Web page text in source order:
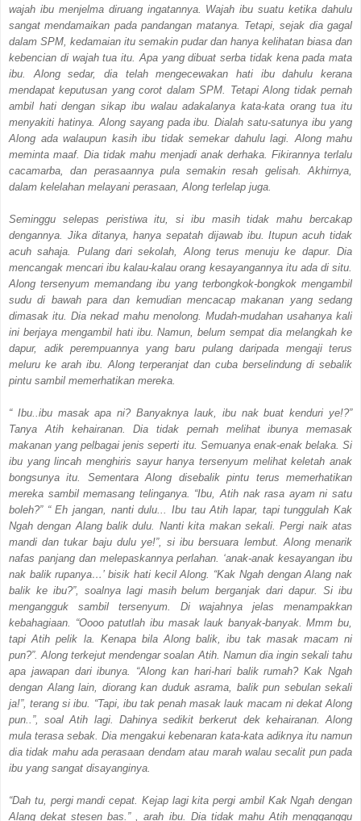
wajah ibu menjelma diruang ingatannya. Wajah ibu suatu ketika dahulu
sangat mendamaikan pada pandangan matanya. Tetapi, sejak dia gagal
dalam SPM, kedamaian itu semakin pudar dan hanya kelihatan biasa dan
kebencian di wajah tua itu. Apa yang dibuat serba tidak kena pada mata
ibu. Along sedar, dia telah mengecewakan hati ibu dahulu kerana
mendapat keputusan yang corot dalam SPM. Tetapi Along tidak pernah
ambil hati dengan sikap ibu walau adakalanya kata-kata orang tua itu
menyakiti hatinya. Along sayang pada ibu. Dialah satu-satunya ibu yang
Along ada walaupun kasih ibu tidak semekar dahulu lagi. Along mahu
meminta maaf. Dia tidak mahu menjadi anak derhaka. Fikirannya terlalu
cacamarba, dan perasaannya pula semakin resah gelisah. Akhirnya,
dalam kelelahan melayani perasaan, Along terlelap juga.
Seminggu selepas peristiwa itu, si ibu masih tidak mahu bercakap
dengannya. Jika ditanya, hanya sepatah dijawab ibu. Itupun acuh tidak
acuh sahaja. Pulang dari sekolah, Along terus menuju ke dapur. Dia
mencangak mencari ibu kalau-kalau orang kesayangannya itu ada di situ.
Along tersenyum memandang ibu yang terbongkok-bongkok mengambil
sudu di bawah para dan kemudian mencacap makanan yang sedang
dimasak itu. Dia nekad mahu menolong. Mudah-mudahan usahanya kali
ini berjaya mengambil hati ibu. Namun, belum sempat dia melangkah ke
dapur, adik perempuannya yang baru pulang daripada mengaji terus
meluru ke arah ibu. Along terperanjat dan cuba berselindung di sebalik
pintu sambil memerhatikan mereka.
“ Ibu..ibu masak apa ni? Banyaknya lauk, ibu nak buat kenduri ye!?”
Tanya Atih kehairanan. Dia tidak pernah melihat ibunya memasak
makanan yang pelbagai jenis seperti itu. Semuanya enak-enak belaka. Si
ibu yang lincah menghiris sayur hanya tersenyum melihat keletah anak
bongsunya itu. Sementara Along disebalik pintu terus memerhatikan
mereka sambil memasang telinganya. “Ibu, Atih nak rasa ayam ni satu
boleh?” “ Eh jangan, nanti dulu... Ibu tau Atih lapar, tapi tunggulah Kak
Ngah dengan Alang balik dulu. Nanti kita makan sekali. Pergi naik atas
mandi dan tukar baju dulu ye!”, si ibu bersuara lembut. Along menarik
nafas panjang dan melepaskannya perlahan. ‘anak-anak kesayangan ibu
nak balik rupanya…’ bisik hati kecil Along. “Kak Ngah dengan Alang nak
balik ke ibu?”, soalnya lagi masih belum berganjak dari dapur. Si ibu
mengangguk sambil tersenyum. Di wajahnya jelas menampakkan
kebahagiaan. “Oooo patutlah ibu masak lauk banyak-banyak. Mmm bu,
tapi Atih pelik la. Kenapa bila Along balik, ibu tak masak macam ni
pun?”. Along terkejut mendengar soalan Atih. Namun dia ingin sekali tahu
apa jawapan dari ibunya. “Along kan hari-hari balik rumah? Kak Ngah
dengan Alang lain, diorang kan duduk asrama, balik pun sebulan sekali
ja!”, terang si ibu. “Tapi, ibu tak penah masak lauk macam ni dekat Along
pun..”, soal Atih lagi. Dahinya sedikit berkerut dek kehairanan. Along
mula terasa sebak. Dia mengakui kebenaran kata-kata adiknya itu namun
dia tidak mahu ada perasaan dendam atau marah walau secalit pun pada
ibu yang sangat disayanginya.
“Dah tu, pergi mandi cepat. Kejap lagi kita pergi ambil Kak Ngah dengan
Alang dekat stesen bas.” , arah ibu. Dia tidak mahu Atih mengganggu